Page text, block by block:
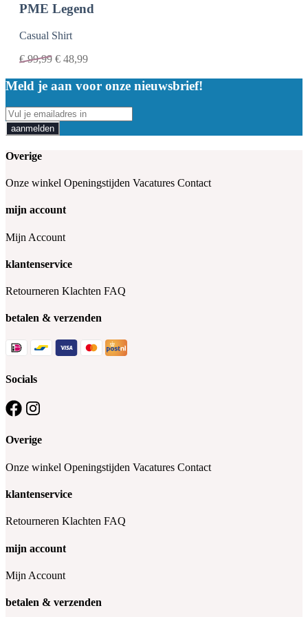
PME Legend
Casual Shirt
€99,99 € 48,99
Meld je aan voor onze nieuwsbrief!
aanmelden
Overige
Onze winkel Openingstijden Vacatures Contact
mijn account
Mijn Account
klantenservice
Retourneren Klachten FAQ
betalen & verzenden
Socials
Overige
Onze winkel Openingstijden Vacatures Contact
klantenservice
Retourneren Klachten FAQ
mijn account
Mijn Account
betalen & verzenden